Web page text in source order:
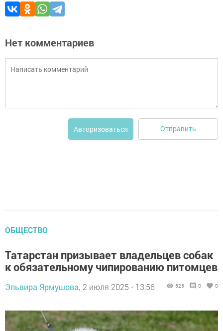
Нет комментариев
Авторизоваться Отправить
ОБЩЕСТВО
Татарстан призывает владельцев собак
к обязательному чипированию питомцев
Эльвира Ярмушова, 2 июля 2025 - 13:56 525 0 0